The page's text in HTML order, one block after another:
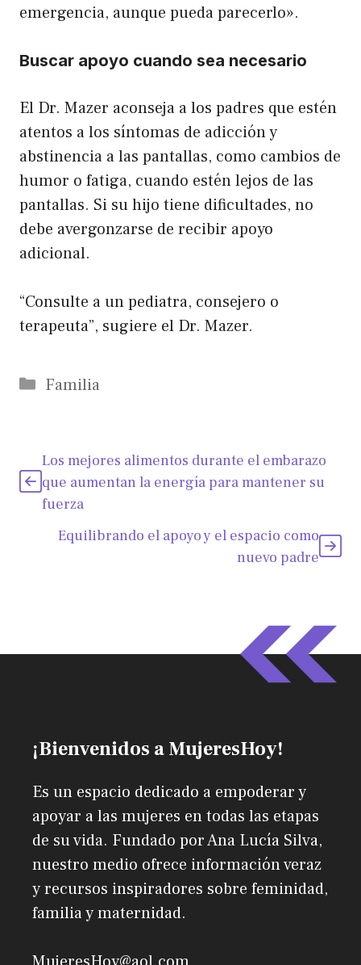
emergencia, aunque pueda parecerlo».
Buscar apoyo cuando sea necesario
El Dr. Mazer aconseja a los padres que estén
atentos a los síntomas de adicción y
abstinencia a las pantallas, como cambios de
humor o fatiga, cuando estén lejos de las
pantallas. Si su hijo tiene dificultades, no
debe avergonzarse de recibir apoyo
adicional.
“Consulte a un pediatra, consejero o
terapeuta”, sugiere el Dr. Mazer.
Categorías
Familia
Los mejores alimentos durante el embarazo
que aumentan la energía para mantener su
fuerza
Equilibrando el apoyo y el espacio como
nuevo padre
¡Bienvenidos a MujeresHoy!
Es un espacio dedicado a empoderar y
apoyar a las mujeres en todas las etapas
de su vida. Fundado por Ana Lucía Silva,
nuestro medio ofrece información veraz
y recursos inspiradores sobre feminidad,
familia y maternidad.